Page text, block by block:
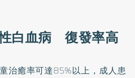
白血病 復發率高
治癒率可達85%以上，成人患